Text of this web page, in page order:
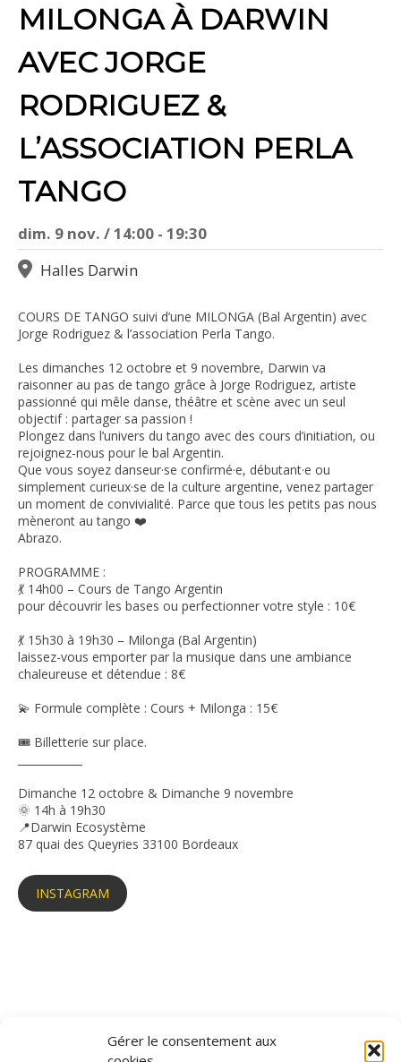
Gérer le consentement aux
MILONGA À DARWIN
AVEC JORGE
RODRIGUEZ &
L’ASSOCIATION PERLA
TANGO
dim. 9 nov. / 14:00 - 19:30
Halles Darwin
COURS DE TANGO suivi d’une MILONGA (Bal Argentin) avec
Jorge Rodriguez & l’association Perla Tango.
Les dimanches 12 octobre et 9 novembre, Darwin va
raisonner au pas de tango grâce à Jorge Rodriguez, artiste
passionné qui mêle danse, théâtre et scène avec un seul
objectif : partager sa passion !
Plongez dans l’univers du tango avec des cours d’initiation, ou
rejoignez-nous pour le bal Argentin.
Que vous soyez danseur·se confirmé·e, débutant·e ou
simplement curieux·se de la culture argentine, venez partager
un moment de convivialité. Parce que tous les petits pas nous
mèneront au tango ❤️
Abrazo.
PROGRAMME :
💃 14h00 – Cours de Tango Argentin
pour découvrir les bases ou perfectionner votre style : 10€
💃 15h30 à 19h30 – Milonga (Bal Argentin)
laissez-vous emporter par la musique dans une ambiance
chaleureuse et détendue : 8€
💫 Formule complète : Cours + Milonga : 15€
🎟️ Billetterie sur place.
Dimanche 12 octobre & Dimanche 9 novembre
🌞 14h à 19h30
📍Darwin Ecosystème
87 quai des Queyries 33100 Bordeaux
INSTAGRAM